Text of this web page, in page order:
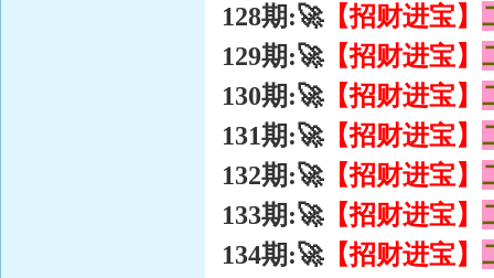
128期:🚀【招财进宝】
129期:🚀【招财进宝】
130期:🚀【招财进宝】
131期:🚀【招财进宝】
132期:🚀【招财进宝】
133期:🚀【招财进宝】
134期:🚀【招财进宝】